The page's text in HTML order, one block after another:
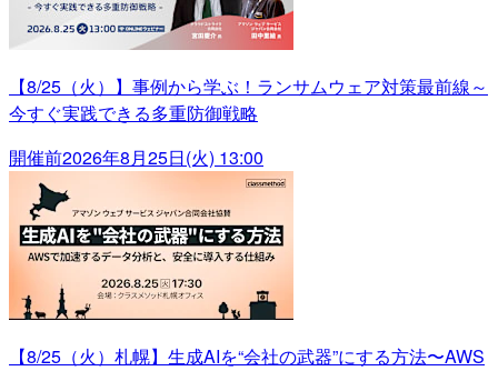
【8/25（火）】事例から学ぶ！ランサムウェア対策最前線～
今すぐ実践できる多重防御戦略
開催前2026年8月25日(火) 13:00
【8/25（火）札幌】生成AIを“会社の武器”にする方法〜AWS